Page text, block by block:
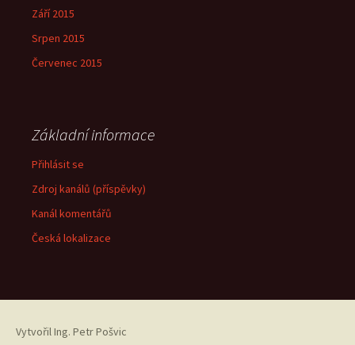
Září 2015
Srpen 2015
Červenec 2015
Základní informace
Přihlásit se
Zdroj kanálů (příspěvky)
Kanál komentářů
Česká lokalizace
VytvořilIng. Petr Pošvic